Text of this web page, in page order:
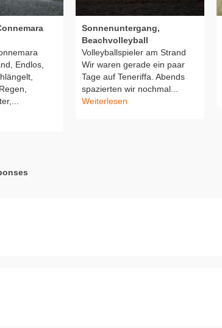
Endlos,
Sonnenuntergang,
Beachvolleyball
Volleyballspieler am Strand
Wir waren gerade ein paar
Tage auf Teneriffa. Abends
spazierten wir nochmal...
Weiterlesen